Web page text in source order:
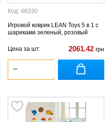
Код: 46330
Игровой коврик LEAN Toys 5 в 1 с
шариками зеленый, розовый
Цена за шт: 2061.42 грн